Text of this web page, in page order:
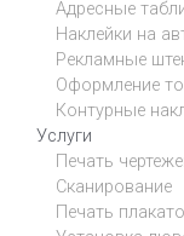
Адресные
Наклейки на
Рекламные
Оформление
Контурные
Услуги
Печать
Сканирование
Печать